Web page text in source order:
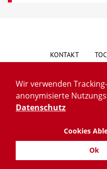
Wir verwenden
anonymisierte
Datenschutz
Cookies
Ok
KONTAKT
HINWEISGEBERSYSTEM
LIEFERKETTENGESETZ
IMPRESSUM